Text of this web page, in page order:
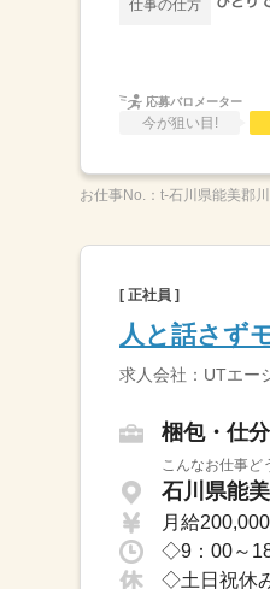
仕事の仕方
応募バロメーター
今が狙い目!
お仕事No.： t-石川県能美郡
[ 正社員 ]
人と話さず
求人会社：UTエー
梱包・仕
こんなお仕事
月給